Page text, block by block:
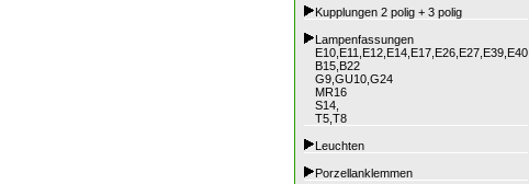
Kupplungen 2 polig + 3 polig
Lampenfassungen
E10,E11,E12,E14,E17,E26,E27,E39,E40
B15,B22
G9,GU10,G24
MR16
S14,
T5,T8
Leuchten
Porzellanklemmen